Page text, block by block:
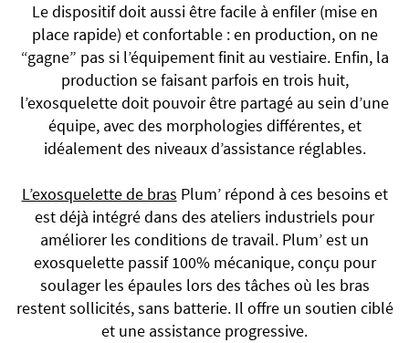
Le dispositif doit aussi être facile à enfiler (mise en
place rapide) et confortable : en production, on ne
“gagne” pas si l’équipement finit au vestiaire. Enfin, la
production se faisant parfois en trois huit,
l’exosquelette doit pouvoir être partagé au sein d’une
équipe, avec des morphologies différentes, et
idéalement des niveaux d’assistance réglables.
L’exosquelette de bras Plum’ répond à ces besoins et
est déjà intégré dans des ateliers industriels pour
améliorer les conditions de travail. Plum’ est un
exosquelette passif 100% mécanique, conçu pour
soulager les épaules lors des tâches où les bras
restent sollicités, sans batterie. Il offre un soutien ciblé
et une assistance progressive.